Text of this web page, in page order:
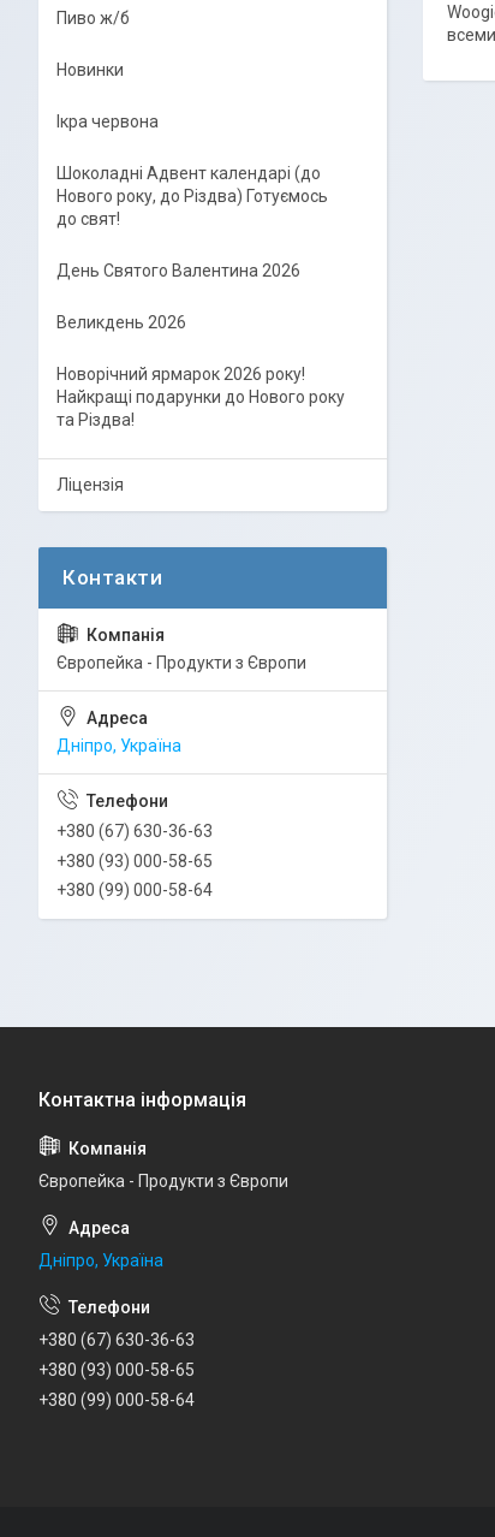
Пиво ж/б
Новинки
Ікра червона
Шоколадні Адвент календарі (до
Нового року, до Різдва) Готуємось
до свят!
День Святого Валентина 2026
Великдень 2026
Новорічний ярмарок 2026 року!
Найкращі подарунки до Нового року
та Різдва!
Ліцензія
Європейка - Продукти з Європи
Дніпро, Україна
+380 (67) 630-36-63
+380 (93) 000-58-65
+380 (99) 000-58-64
Європейка - Продукти з Європи
Дніпро, Україна
+380 (67) 630-36-63
+380 (93) 000-58-65
+380 (99) 000-58-64